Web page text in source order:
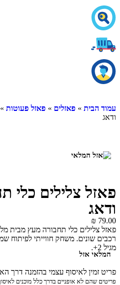
עמוד הבית » פאזלים » פאזל פעוטות
ודאג
פאזל צלילים כלי
ודאג
₪ 79.00
רכבים שונים. משחק חווייתי לפיתוח
מגיל 2+.
המלאי אזל
פריט זמין לאיסוף עצמי בהזמנה דרך